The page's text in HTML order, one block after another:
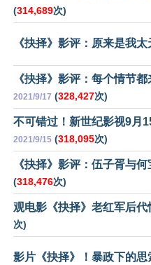
(314,689次)
《抉择》影评：原来是我太
《抉择》影评：每个情节
2021/9/17 (328,427次)
不可错过！新世纪影视9月
2021/9/15 (318,095次)
《抉择》影评：伍子胥与
(318,476次)
观电影《抉择》老红军后代
次)
影片《抉择》！暴政下的思